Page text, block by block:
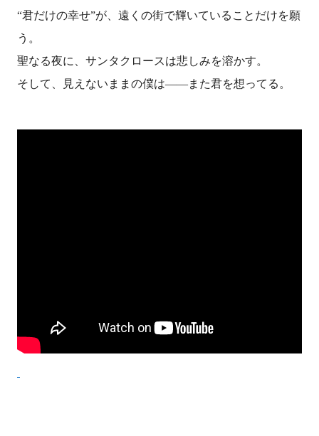
“君だけの幸せ”が、遠くの街で輝いていることだけを願
う。
聖なる夜に、サンタクロースは悲しみを溶かす。
そして、見えないままの僕は――また君を想ってる。